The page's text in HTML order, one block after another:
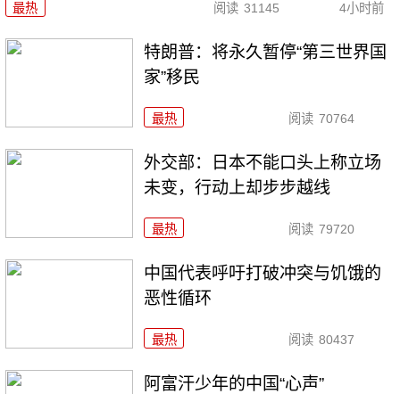
最热 阅读 31145 4小时前
特朗普：将永久暂停“第三世界国
家”移民
最热 阅读 70764
外交部：日本不能口头上称立场
未变，行动上却步步越线
最热 阅读 79720
中国代表呼吁打破冲突与饥饿的
恶性循环
最热 阅读 80437
阿富汗少年的中国“心声”